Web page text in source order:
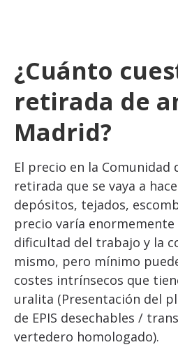
¿Cuánto
retirada de
Madrid?
El precio en la Comunidad
retirada que se vaya a
depósitos, tejados,
precio varía
dificultad del trabajo y la
mismo, pero mínimo
costes intrínsecos que
uralita (Presentación del
de EPIS desechables /
vertedero homologado).